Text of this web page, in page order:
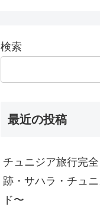
検索
最近の投稿
チュニジア旅行完
跡・サハラ・チュ
ド〜